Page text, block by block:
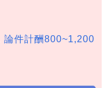
論件計酬800~1,200